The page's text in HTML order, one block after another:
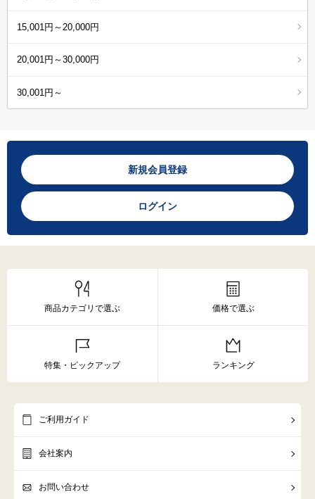
15,001円～20,000円
20,001円～30,000円
30,001円～
新規会員登録
ログイン
商品カテゴリで選ぶ 価格で選ぶ
特集・ピックアップ ランキング
ご利用ガイド
会社案内
お問い合わせ